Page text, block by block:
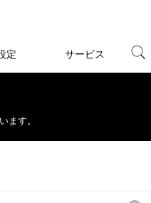
定 サービス
ます。